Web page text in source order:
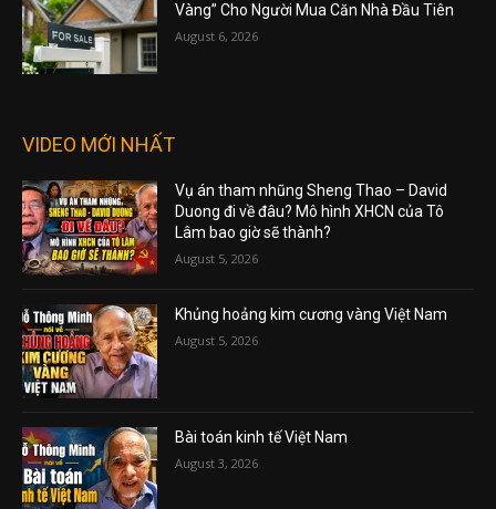
Vàng” Cho Người Mua Căn Nhà Đầu Tiên
August 6, 2026
VIDEO MỚI NHẤT
Vụ án tham nhũng Sheng Thao – David
Duong đi về đâu? Mô hình XHCN của Tô
Lâm bao giờ sẽ thành?
August 5, 2026
Khủng hoảng kim cương vàng Việt Nam
August 5, 2026
Bài toán kinh tế Việt Nam
August 3, 2026